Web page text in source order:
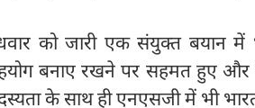
को जारी एक संयुक्त बयान
बनाए रखने पर सहमत हुए और
के साथ ही एनएसजी में भी